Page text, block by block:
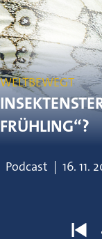
WELTBEWEGT
FRÜHLING“?
Podcast | 16. 11.